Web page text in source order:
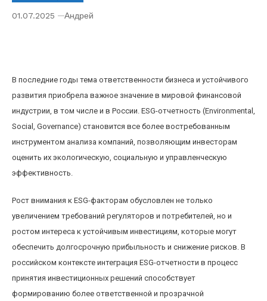
01.07.2025 Андрей
В последние годы тема ответственности бизнеса и устойчивого
развития приобрела важное значение в мировой финансовой
индустрии, в том числе и в России. ESG-отчетность (Environmental,
Social, Governance) становится все более востребованным
инструментом анализа компаний, позволяющим инвесторам
оценить их экологическую, социальную и управленческую
эффективность.
Рост внимания к ESG-факторам обусловлен не только
увеличением требований регуляторов и потребителей, но и
ростом интереса к устойчивым инвестициям, которые могут
обеспечить долгосрочную прибыльность и снижение рисков. В
российском контексте интеграция ESG-отчетности в процесс
принятия инвестиционных решений способствует
формированию более ответственной и прозрачной